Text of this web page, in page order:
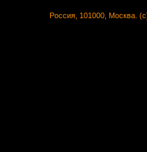
Россия, 101000, Москва.